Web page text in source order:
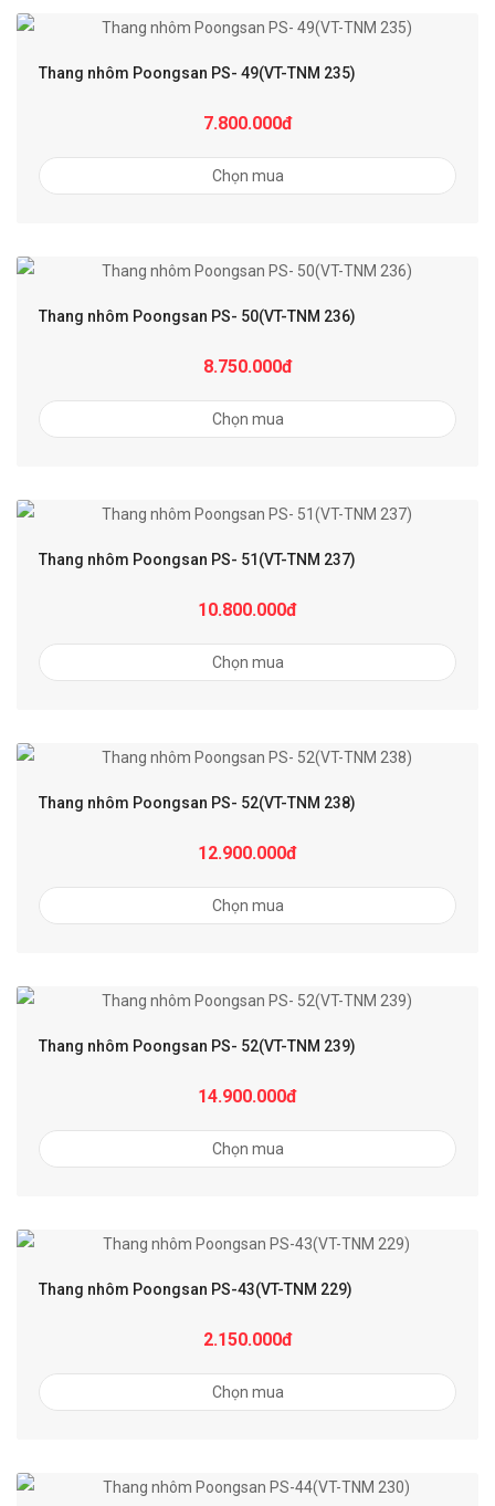
Thang nhôm Poongsan PS- 49(VT-TNM 235)
7.800.000đ
Chọn mua
Thang nhôm Poongsan PS- 50(VT-TNM 236)
8.750.000đ
Chọn mua
Thang nhôm Poongsan PS- 51(VT-TNM 237)
10.800.000đ
Chọn mua
Thang nhôm Poongsan PS- 52(VT-TNM 238)
12.900.000đ
Chọn mua
Thang nhôm Poongsan PS- 52(VT-TNM 239)
14.900.000đ
Chọn mua
Thang nhôm Poongsan PS-43(VT-TNM 229)
2.150.000đ
Chọn mua